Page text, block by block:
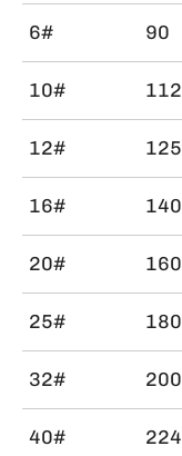
6# 90
10# 112
12# 125
16# 140
20# 160
25# 180
32# 200
40# 224